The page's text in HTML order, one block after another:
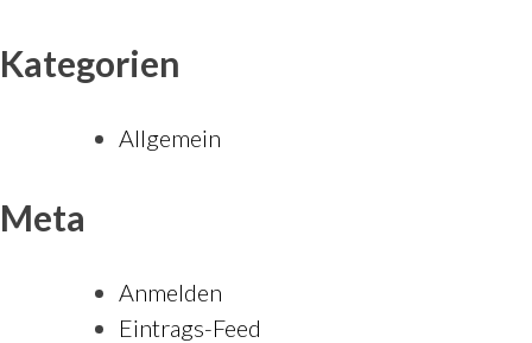
Kategorien
Allgemein
Meta
Anmelden
Eintrags-Feed